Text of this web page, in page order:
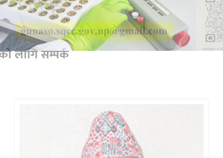
बीउ बिजन जात दर्ता